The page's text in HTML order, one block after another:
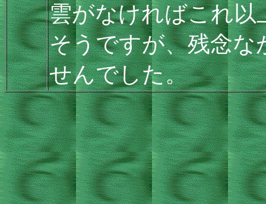
雲がなければこれ以
そうですが、残念
せんでした。